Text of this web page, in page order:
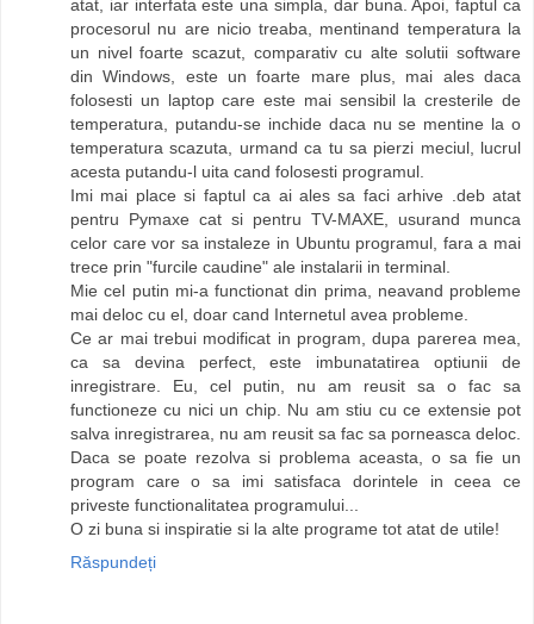
atat, iar interfata este una simpla, dar buna. Apoi, faptul ca
procesorul nu are nicio treaba, mentinand temperatura la
un nivel foarte scazut, comparativ cu alte solutii software
din Windows, este un foarte mare plus, mai ales daca
folosesti un laptop care este mai sensibil la cresterile de
temperatura, putandu-se inchide daca nu se mentine la o
temperatura scazuta, urmand ca tu sa pierzi meciul, lucrul
acesta putandu-l uita cand folosesti programul.
Imi mai place si faptul ca ai ales sa faci arhive .deb atat
pentru Pymaxe cat si pentru TV-MAXE, usurand munca
celor care vor sa instaleze in Ubuntu programul, fara a mai
trece prin "furcile caudine" ale instalarii in terminal.
Mie cel putin mi-a functionat din prima, neavand probleme
mai deloc cu el, doar cand Internetul avea probleme.
Ce ar mai trebui modificat in program, dupa parerea mea,
ca sa devina perfect, este imbunatatirea optiunii de
inregistrare. Eu, cel putin, nu am reusit sa o fac sa
functioneze cu nici un chip. Nu am stiu cu ce extensie pot
salva inregistrarea, nu am reusit sa fac sa porneasca deloc.
Daca se poate rezolva si problema aceasta, o sa fie un
program care o sa imi satisfaca dorintele in ceea ce
priveste functionalitatea programului...
O zi buna si inspiratie si la alte programe tot atat de utile!
Răspundeți